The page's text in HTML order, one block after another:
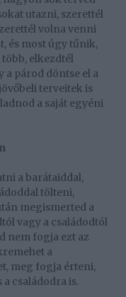
utazni, szerettél
volna venni
és most úgy tűnik,
több, elkezdtél
a párod döntse el a
terveitek is
a saját egyéni
a barátaiddal,
tölteni,
megismerted a
vagy a családodtól
nem fogja ezt az
a
meg fogja érteni,
családodra is.